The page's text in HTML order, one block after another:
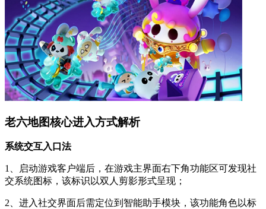
老六地图核心进入方式解析
系统交互入口法
1、启动游戏客户端后，在游戏主界面右下角功能区可发现社
交系统图标，该标识以双人剪影形式呈现；
2、进入社交界面后需定位到智能助手模块，该功能角色以标